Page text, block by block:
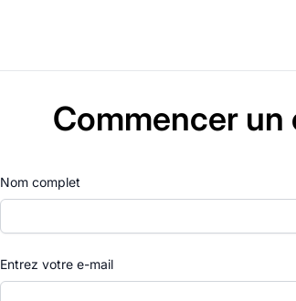
Commencer un
Nom complet
Entrez votre e-mail